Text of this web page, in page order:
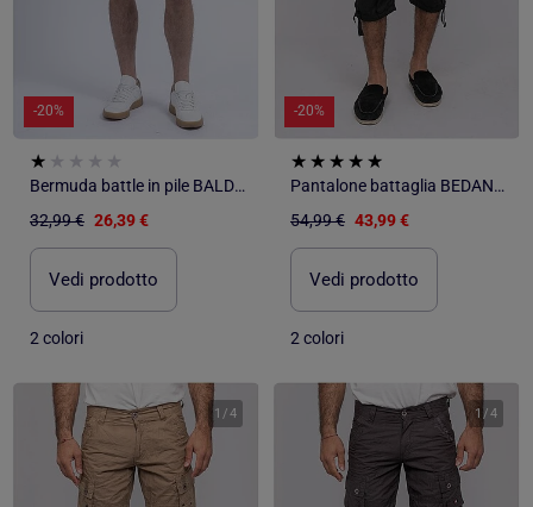
-20%
Bermuda battle in pile BALDWIN
32,99 € 26,39 €
Vedi prodotto
2 colori
-20%
Pantalone battaglia BEDANCER
54,99 € 43,99 €
Vedi prodotto
2 colori
1 /4 1 /4